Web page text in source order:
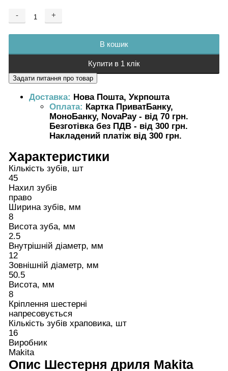
- +
В кошик
Купити в 1 клік
Доставка: Нова Пошта, Укрпошта
Оплата: Картка ПриватБанку,
МоноБанку, NovaPay - від 70 грн.
Безготівка без ПДВ - від 300 грн.
Накладений платіж від 300 грн.
Характеристики
Кількість зубів, шт
45
Нахил зубів
право
Ширина зубів, мм
8
Висота зуба, мм
2.5
Внутрішній діаметр, мм
12
Зовнішній діаметр, мм
50.5
Висота, мм
8
Кріплення шестерні
напресовується
Кількість зубів храповика, шт
16
Виробник
Makita
Опис Шестерня дриля Makita